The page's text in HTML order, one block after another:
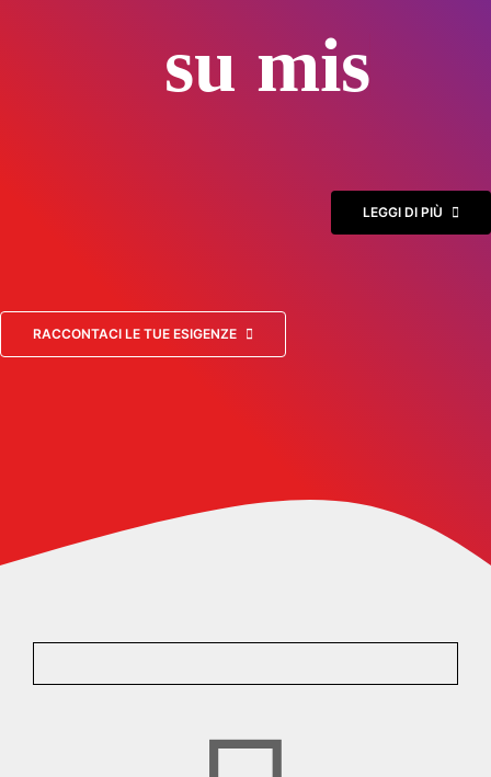
LEGGI DI PIÙ
RACCONTACI LE TUE ESIGENZE